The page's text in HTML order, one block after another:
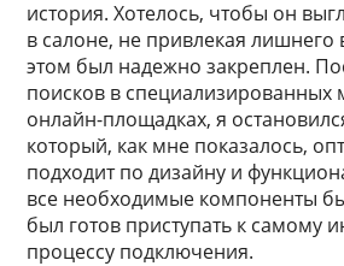
история. Хотелось, чтобы он
в салоне, не привлекая
этом был надежно закреплен.
поисков в специализированных
онлайн-площадках, я
который, как мне показалось,
подходит по дизайну и
все необходимые компоненты
был готов приступать к самому
процессу подключения.